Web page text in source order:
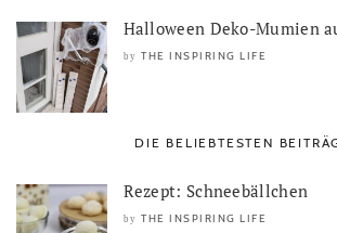
Halloween Deko-Mumien
by THE INSPIRING LIFE
DIE BELIEBTESTEN
Rezept: Schneebällchen
by THE INSPIRING LIFE